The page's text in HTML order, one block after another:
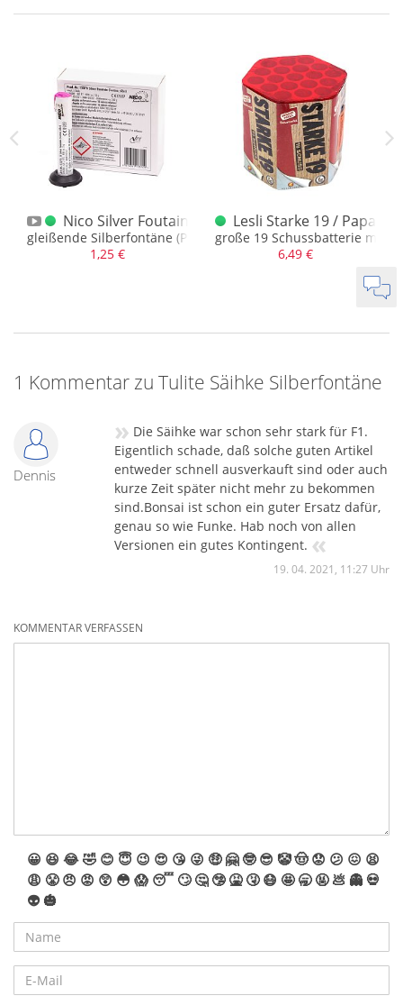
Stück) Nico Silver Foutain ( Silberfontäne ) 1 Stück
gleißende Silberfontäne (Profi)
1,25 €
Lesli Starke 19 /
große 19 Schussbatterie mit
6,49 €
1 Kommentar zu Tulite Säihke Silberfontäne
Dennis
» Die Säihke war schon sehr stark für F1.
Eigentlich schade, daß solche guten Artikel
entweder schnell ausverkauft sind oder auch
kurze Zeit später nicht mehr zu bekommen
sind.Bonsai ist schon ein guter Ersatz dafür,
genau so wie Funke. Hab noch von allen
Versionen ein gutes Kontingent. «
19. 04. 2021, 11:27 Uhr
KOMMENTAR VERFASSEN
😀 😆 😂🤣 😊 😇 😉 😍 😘 😜 🤑 🤗 🤓 😎 🤡🤠 😟 😕 😖 😫
😩 😤 😠 😡 😲 😳 😱 😴 🙄 🤔 🤥 🤮 🤧 😷 🤩 🥱 🤬 💩 👻 💀
👽 🎃